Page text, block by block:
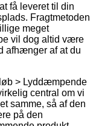
få leveret til din
Fragtmetoden
meget
vil dog altid være
afhænger af at du
> Lyddæmpende
central om vi
samme, så af den
på den